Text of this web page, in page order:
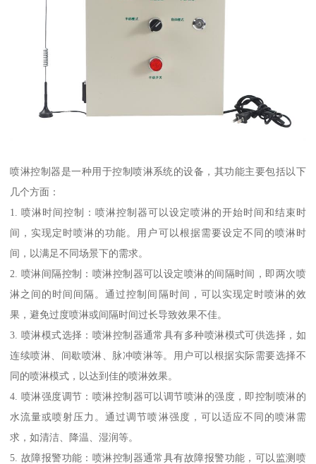
喷淋控制器是一种用于控制喷淋系统的设备，其功能主要包括以下
几个方面：
1. 喷淋时间控制：喷淋控制器可以设定喷淋的开始时间和结束时
间，实现定时喷淋的功能。用户可以根据需要设定不同的喷淋时
间，以满足不同场景下的需求。
2. 喷淋间隔控制：喷淋控制器可以设定喷淋的间隔时间，即两次喷
淋之间的时间间隔。通过控制间隔时间，可以实现定时喷淋的效
果，避免过度喷淋或间隔时间过长导致效果不佳。
3. 喷淋模式选择：喷淋控制器通常具有多种喷淋模式可供选择，如
连续喷淋、间歇喷淋、脉冲喷淋等。用户可以根据实际需要选择不
同的喷淋模式，以达到佳的喷淋效果。
4. 喷淋强度调节：喷淋控制器可以调节喷淋的强度，即控制喷淋的
水流量或喷射压力。通过调节喷淋强度，可以适应不同的喷淋需
求，如清洁、降温、湿润等。
5. 故障报警功能：喷淋控制器通常具有故障报警功能，可以监测喷